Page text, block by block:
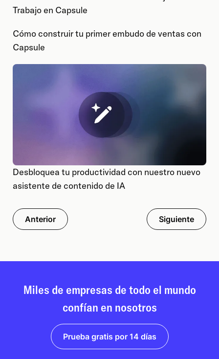
Trabajo en Capsule
Cómo construir tu primer embudo de ventas con
Capsule
Desbloquea tu productividad con nuestro nuevo
asistente de contenido de IA
Anterior Siguiente
Miles de empresas de todo el mundo
confían en nosotros
Prueba gratis por 14 días